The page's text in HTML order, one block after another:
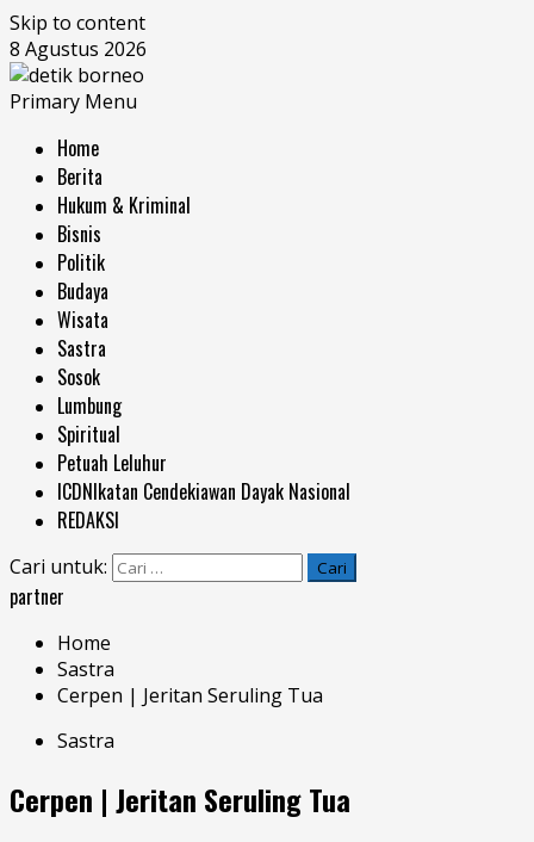
Skip to content
8 Agustus 2026
Primary Menu
Home
Berita
Hukum & Kriminal
Bisnis
Politik
Budaya
Wisata
Sastra
Sosok
Lumbung
Spiritual
Petuah Leluhur
ICDNIkatan Cendekiawan Dayak Nasional
REDAKSI
Cari untuk:
partner
Home
Sastra
Cerpen | Jeritan Seruling Tua
Sastra
Cerpen | Jeritan Seruling Tua